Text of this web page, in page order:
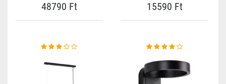
48790 Ft 15590 Ft